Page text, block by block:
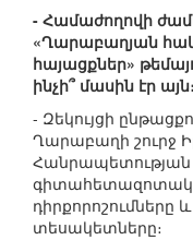
- Համաժողովի
«Ղարաբաղյան
հայացքներ»
ինչի՞ մասին էր այն։
- Զեկույցի
Ղարաբաղի շուրջ
տեսակետները։